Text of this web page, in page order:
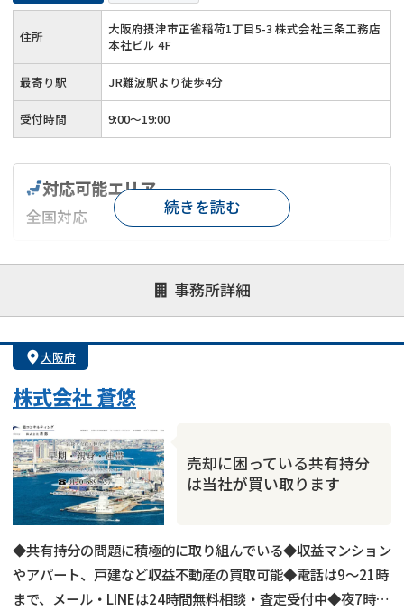
住所
大阪府摂津市正雀稲荷1丁目5-3 株式会社三条工務店
本社ビル 4F
最寄り駅 JR難波駅より徒歩4分
受付時間 9:00～19:00
事務所詳細
対応可能エリア
全国対応
対応が親身 オンライン面談可能
レスポンスが早い
1億円以上の買取可
続きを読む
大阪府
株式会社 蒼悠
売却に困っている共有持分
は当社が買い取ります
◆共有持分の問題に積極的に取り組んでいる◆収益マンション
やアパート、戸建など収益不動産の買取可能◆電話は9～21時
まで、メール・LINEは24時間無料相談・査定受付中◆夜7時以